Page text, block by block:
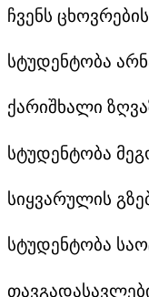
ჩვენს
სტუდენტობა
ქარიშხალი
სტუდენტობა
სიყვარულის
სტუდენტობა